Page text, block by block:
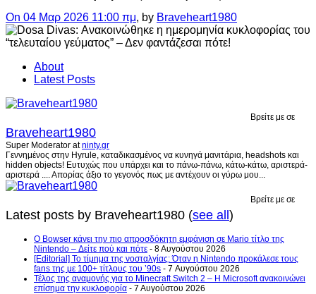
On 04 Μαρ 2026 11:00 πμ, by Braveheart1980
About
Latest Posts
Βρείτε με σε
Braveheart1980
Super Moderator atninty.gr
Γεννημένος στην Hyrule, καταδικασμένος να κυνηγά μανιτάρια, headshots και
hidden objects! Ευτυχώς που υπάρχει και το πάνω-πάνω, κάτω-κάτω, αριστερά-
αριστερά .... Απορίας άξιο το γεγονός πως με αντέχουν οι γύρω μου...
Βρείτε με σε
Latest posts by Braveheart1980 (see all)
Ο Bowser κάνει την πιο απροσδόκητη εμφάνιση σε Mario τίτλο της
Nintendo – Δείτε πού και πότε - 8 Αυγούστου 2026
[Editorial] Το τίμημα της νοσταλγίας: Όταν η Nintendo προκάλεσε τους
fans της με 100+ τίτλους του ’90s - 7 Αυγούστου 2026
Τέλος της αναμονής για το Minecraft Switch 2 – Η Microsoft ανακοινώνει
επίσημα την κυκλοφορία - 7 Αυγούστου 2026